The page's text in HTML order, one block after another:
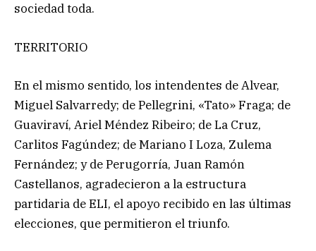
sociedad toda.
TERRITORIO
En el mismo sentido, los intendentes de Alvear,
Miguel Salvarredy; de Pellegrini, «Tato» Fraga; de
Guaviraví, Ariel Méndez Ribeiro; de La Cruz,
Carlitos Fagúndez; de Mariano I Loza, Zulema
Fernández; y de Perugorría, Juan Ramón
Castellanos, agradecieron a la estructura
partidaria de ELI, el apoyo recibido en las últimas
elecciones, que permitieron el triunfo.